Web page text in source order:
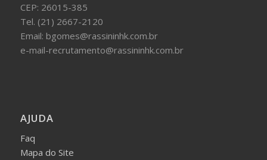
CEP: 26015-385
Tel. (21) 2667-2120
Email: bgomes@rassininhk.com.br
e-mail-recrutamento@rassininhk.com.br
AJUDA
Faq
Mapa do Site